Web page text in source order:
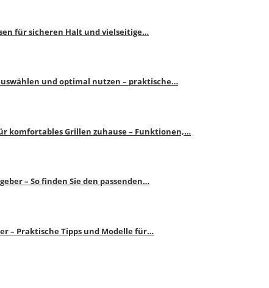
für sicheren Halt und vielseitige…
und optimal nutzen – praktische…
komfortables Grillen zuhause – Funktionen,…
– So finden Sie den passenden…
– Praktische Tipps und Modelle für…